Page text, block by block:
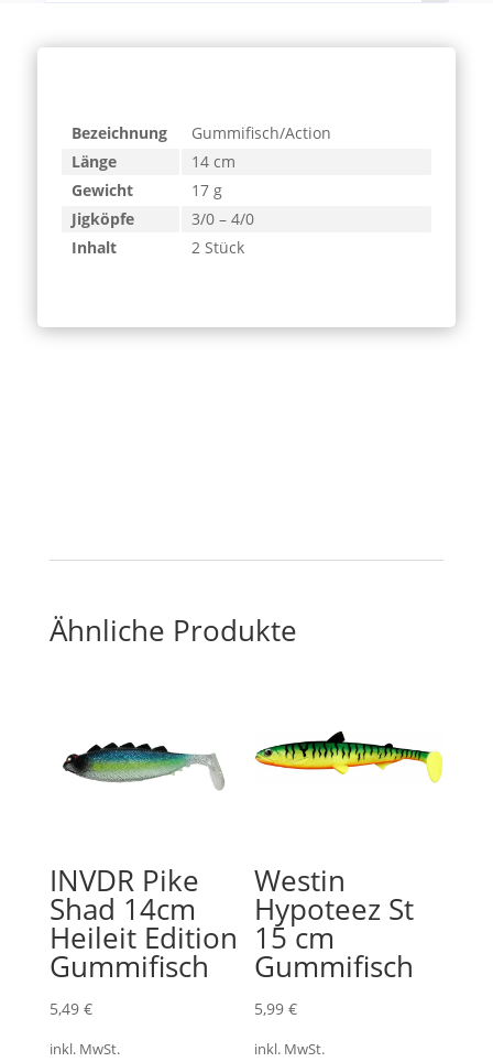
Bezeichnung
Gummifisch/Action
Länge
14 cm
Gewicht
17 g
Jigköpfe
3/0 – 4/0
Inhalt
2 Stück
Ähnliche Produkte
INVDR Pike
Shad 14cm
Heileit Edition
Gummifisch
5,49 €
inkl. MwSt.
Westin
Hypoteez St
15 cm
Gummifisch
5,99€
inkl. MwSt.